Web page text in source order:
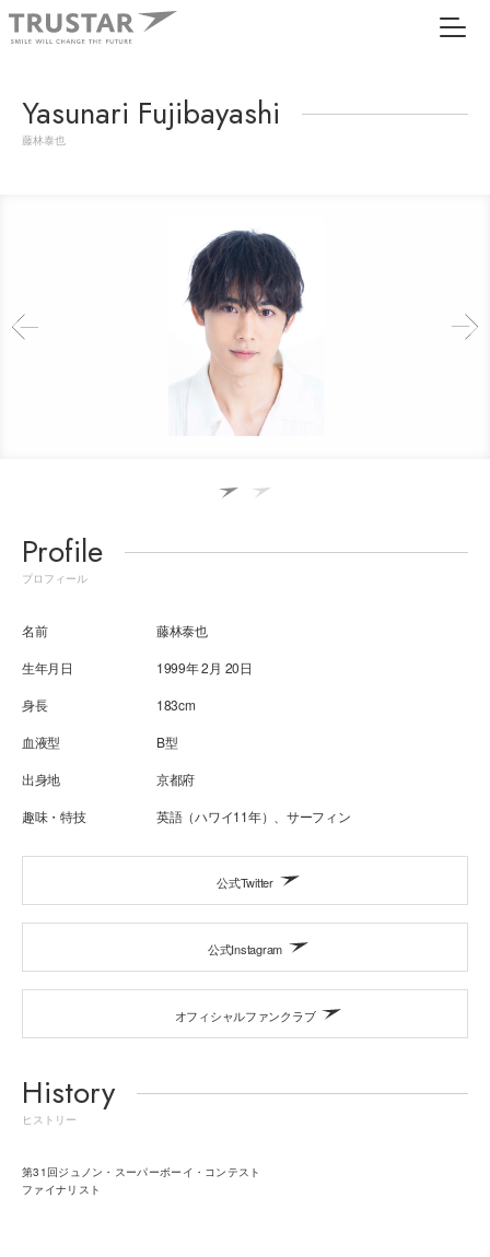
Yasunari Fujibayashi
藤林泰也
Profile
プロフィール
名前
藤林泰也
生年月日
1999年 2月 20日
身長
183cm
血液型
B型
出身地
京都府
趣味・特技
英語（ハワイ11年）、サーフィン
公式Twitter
公式Instagram
オフィシャルファンクラブ
History
ヒストリー
第31回ジュノン・スーパーボーイ・コンテスト
ファイナリスト